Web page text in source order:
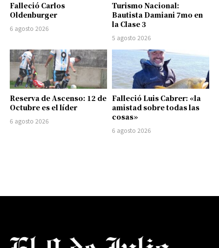
Falleció Carlos
Oldenburger
6 agosto 2026
Turismo Nacional:
Bautista Damiani 7mo en
la Clase 3
5 agosto 2026
Reserva de Ascenso: 12 de
Octubre es el líder
6 agosto 2026
Falleció Luis Cabrer: «la
amistad sobre todas las
cosas»
6 agosto 2026